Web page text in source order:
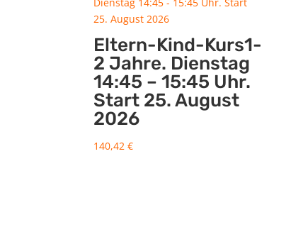
Eltern-Kind-Kurs1-
2 Jahre. Dienstag
14:45 – 15:45 Uhr.
Start 25. August
2026
140,42 €